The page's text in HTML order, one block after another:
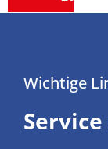
Wichtige